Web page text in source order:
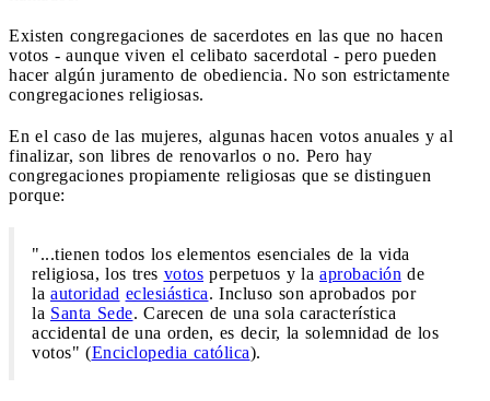
Existen congregaciones de sacerdotes en las que no hacen
votos - aunque viven el celibato sacerdotal - pero pueden
hacer algún juramento de obediencia. No son estrictamente
congregaciones religiosas.
En el caso de las mujeres, algunas hacen votos anuales y al
finalizar, son libres de renovarlos o no. Pero hay
congregaciones propiamente religiosas que se distinguen
porque:
"...tienen todos los elementos esenciales de la vida
religiosa, los tres votos perpetuos y la aprobación de
la autoridad eclesiástica. Incluso son aprobados por
la Santa Sede. Carecen de una sola característica
accidental de una orden, es decir, la solemnidad de los
votos" (Enciclopedia católica).